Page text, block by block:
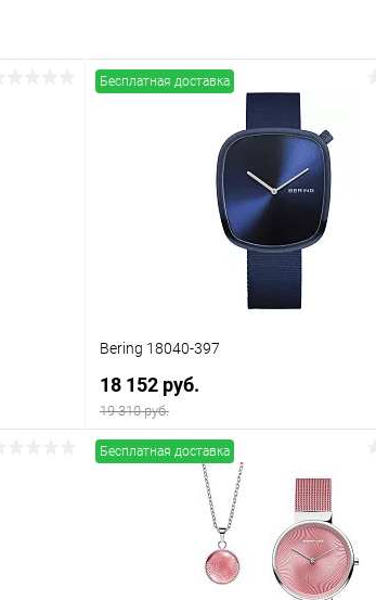
Бесплатная доставка
Bering 18040-397
18 152 руб.
19 310 руб.
Купить в 1 клик Сравнение
В наличии
Бесплатная доставка